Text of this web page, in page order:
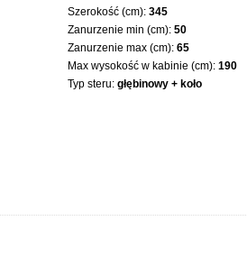
Szerokość (cm): 345
Zanurzenie min (cm): 50
Zanurzenie max (cm): 65
Max wysokość w kabinie (cm): 190
Typ steru: głębinowy + koło